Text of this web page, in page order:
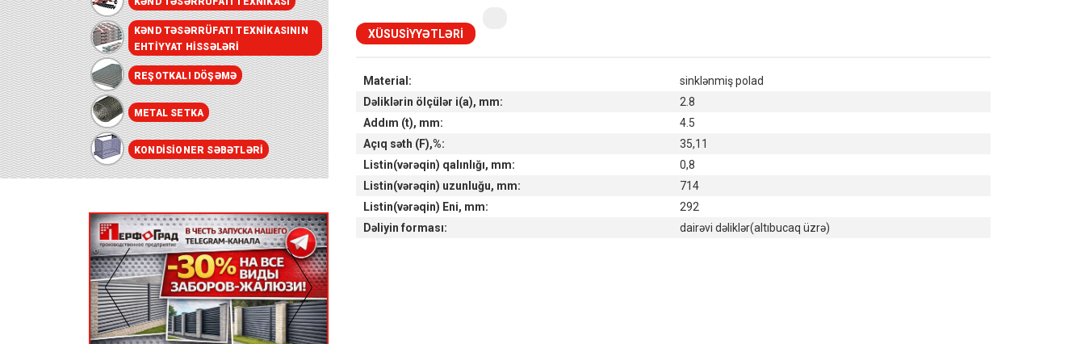
KƏND TƏSƏRRÜFATI TEXNIKASININ
EHTIYYAT HISSƏLƏRI
REŞOTKALI DÖŞƏMƏ
METAL SETKA
KONDISIONER SƏBƏTLƏRI
XÜSUSIYYƏTLƏRI
Material:
sinklənmiş polad
Dəliklərin ölçülər i(a), mm:
2.8
Addım (t), mm:
4.5
Açıq səth (F),%:
35,11
Listin(vərəqin) qalınlığı, mm:
0,8
Listin(vərəqin) uzunluğu, mm:
714
Listin(vərəqin) Eni, mm:
292
Dəliyin forması:
dairəvi dəliklər(altıbucaq üzrə)